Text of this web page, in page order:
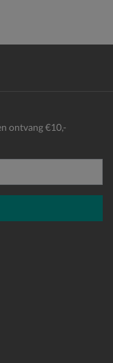
ontvang €10,-